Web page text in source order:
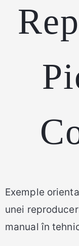
Exemple
unei
manual în